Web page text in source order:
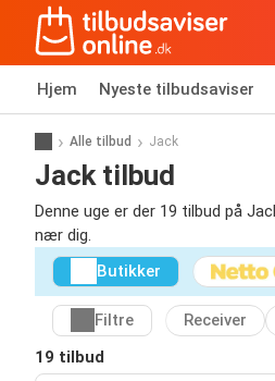
Hjem Nyeste tilbudsaviser
Alle tilbud Jack
Jack tilbud
Denne uge er der 19 tilbud på
nær dig.
Butikker
Filtre Receiver
19 tilbud